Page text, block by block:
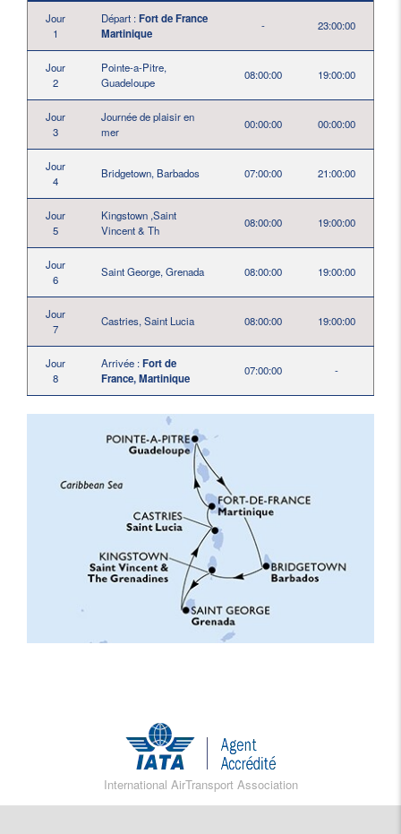
Jour
1
Départ :Fort de France
Martinique
- 23:00:00
Jour
2
Pointe-a-Pitre,
Guadeloupe
08:00:00 19:00:00
Jour
3
Journée de plaisir en
mer
00:00:00 00:00:00
Jour
4
Bridgetown, Barbados 07:00:00 21:00:00
Jour
5
Kingstown ,Saint
Vincent & Th
08:00:00 19:00:00
Jour
6
Saint George, Grenada 08:00:00 19:00:00
Jour
7
Castries, Saint Lucia 08:00:00 19:00:00
Jour
8
Arrivée :Fort de
France, Martinique
07:00:00 -
International AirTransport Association